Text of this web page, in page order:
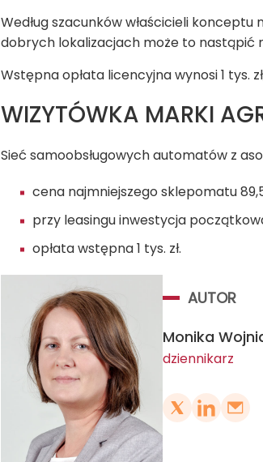
Według szacunków właścicieli
dobrych lokalizacjach może to nastąpić
Wstępna opłata licencyjna wynosi 1 tys.
WIZYTÓWKA MARKI
Sieć samoobsługowych automatów z
cena najmniejszego sklepomatu
przy leasingu inwestycja
opłata wstępna 1 tys. zł.
AUTOR
Monika
dziennikarz